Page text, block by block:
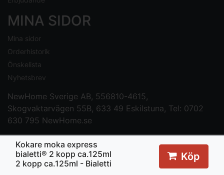
Kokare moka express
bialetti® 2 kopp ca.125ml
2 kopp ca.125ml - Bialetti
Köp
MINA SIDOR
Mina sidor
Orderhistorik
Önskelista
Nyhetsbrev
NewHome Sverige AB, 556810-4615,
Skogvaktarvägen 55B, 633 49 Eskilstuna, Tel: 0702
630 795 NewHome.se